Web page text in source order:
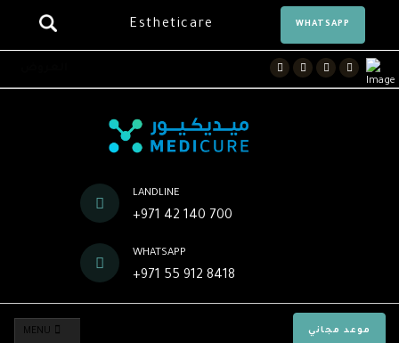
Estheticare WHATSAPP
FacebookTwitterInstagram
Youtube
LANDLINE
+971 42 140 700
WHATSAPP
+971 55 912 8418
موعد مجاني MENU